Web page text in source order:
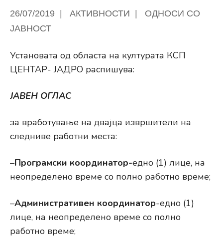
26/07/2019 АКТИВНОСТИ
ОДНОСИ СО
ЈАВНОСТ
Установата од областа на културата КСП
ЦЕНТАР- ЈАДРО распишува:
ЈАВЕН ОГЛАС
за вработување на двајца извршители на
следниве работни места:
–Програмски координатор-едно (1) лице, на
неопределено време со полно работно време;
–Административен координатор-едно (1)
лице, на неопределено време со полно
работно време;